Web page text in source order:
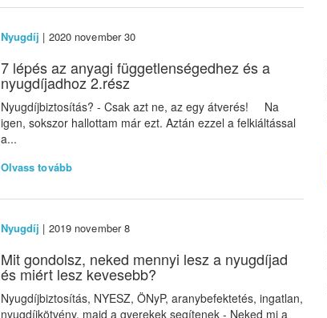
Nyugdíj | 2020 november 30
7 lépés az anyagi függetlenségedhez és a
nyugdíjadhoz 2.rész
Nyugdíjbiztosítás? - Csak azt ne, az egy átverés! Na
igen, sokszor hallottam már ezt. Aztán ezzel a felkiáltással
a...
Olvass tovább
Nyugdíj | 2019 november 8
Mit gondolsz, neked mennyi lesz a nyugdíjad
és miért lesz kevesebb?
Nyugdíjbiztosítás, NYESZ, ÖNyP, aranybefektetés, ingatlan,
nyugdíjkötvény, majd a gyerekek segítenek - Neked mi a